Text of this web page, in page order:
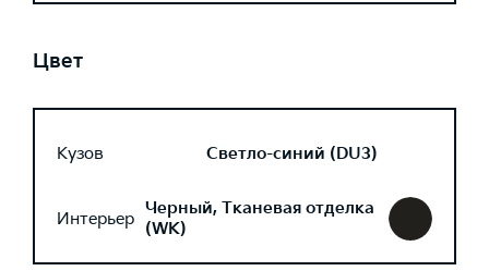
Цвет
Кузов Светло-синий (DU3)
Интерьер Черный, Тканевая отделка
(WK)